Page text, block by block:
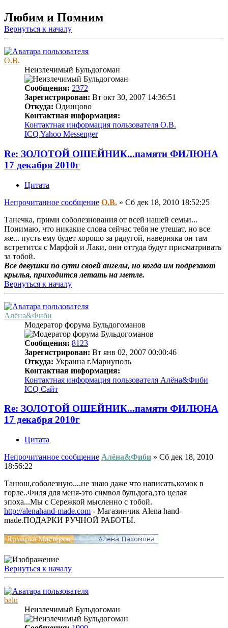
Любим и Помним
Вернуться к началу
О.В.
Неизлечимый Бульдогоман
Сообщения: 2372
Зарегистрирован: Вт окт 30, 2007 14:36:51
Откуда: Одинцово
Контактная информация:
Контактная информация пользователя О.В.
ICQ Yahoo Messenger
Re: ЗОЛОТОЙ ОШЕЙНИК...памяти ФИЛЮНА
17 декабря 2010г
Цитата
Непрочитанное сообщение О.В. » Сб дек 18, 2010 18:52:25
Танечка, прими соболезнования от всей нашей семьи...
Понимаю, что никакие слова сейчас тебя не утешат, но все
же... пусть ему будет хорошо за радугой, наверняка он там
встретится с Марфой и Лаки, они оттуда будут присматривать
за тобой.
Все девушки по сути своей ангелы, но когда им подрезают
крылья, приходится летать на метле.
Вернуться к началу
Алёна&Фиби
Модератор форума Бульдогоманов
Сообщения: 8123
Зарегистрирован: Вт янв 02, 2007 00:00:46
Откуда: Украина г.Мариуполь
Контактная информация:
Контактная информация пользователя Алёна&Фиби
ICQ Сайт
Re: ЗОЛОТОЙ ОШЕЙНИК...памяти ФИЛЮНА
17 декабря 2010г
Цитата
Непрочитанное сообщение Алёна&Фиби » Сб дек 18, 2010
18:56:22
Танюш,соболезную....не знаю даже что написать,комок в
горле..Филя для меня-это символ бульдога,это целая
эпоха...Мы с Сережкой мысленно с тобой.
http://alenahand-made.com - Магазинчик Аlena hand-
made.ПОДАРКИ РУЧНОЙ РАБОТЫ.
Вернуться к началу
balu
Неизлечимый Бульдогоман